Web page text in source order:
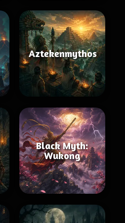
Aztekenmythos
Black Myth:
Wukong